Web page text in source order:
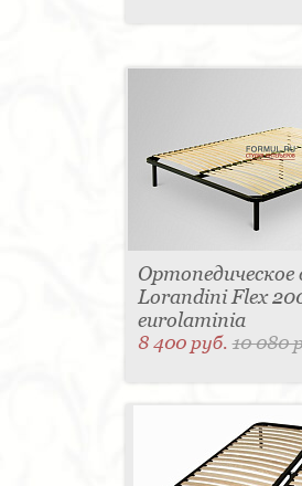
Ортопедическое
Lorandini Flex
eurolaminia
8 400 руб.10 080